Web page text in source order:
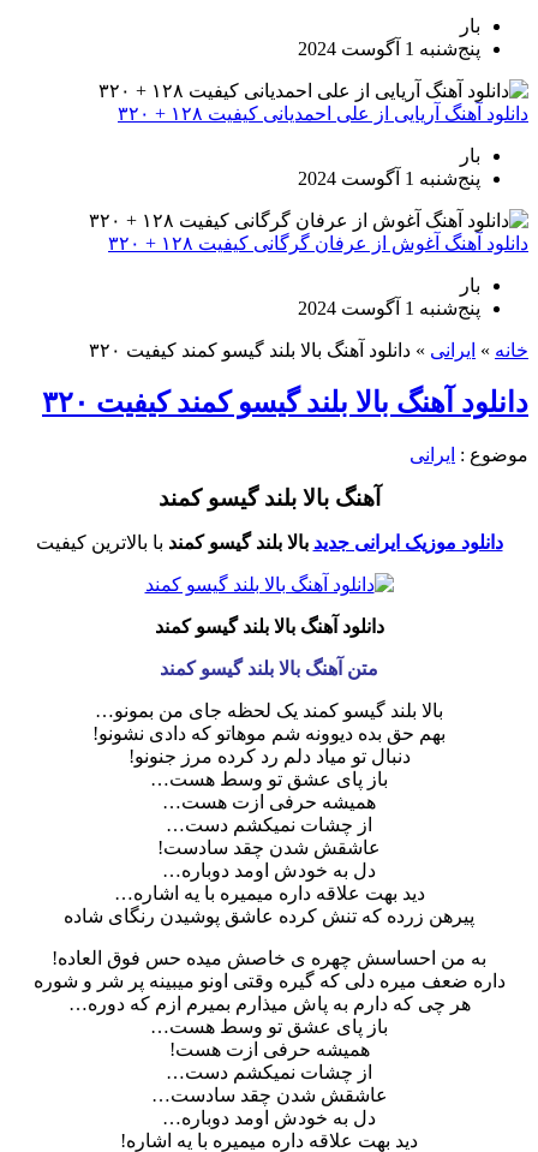
بار
پنج‌شنبه 1 آگوست 2024
دانلود آهنگ آریایی از علی احمدیانی کیفیت ۱۲۸ + ۳۲۰
بار
پنج‌شنبه 1 آگوست 2024
دانلود آهنگ آغوش از عرفان گرگانی کیفیت ۱۲۸ + ۳۲۰
بار
پنج‌شنبه 1 آگوست 2024
خانه » ایرانی » دانلود آهنگ بالا بلند گیسو کمند کیفیت ۳۲۰
دانلود آهنگ بالا بلند گیسو کمند کیفیت ۳۲۰
موضوع : ایرانی
آهنگ بالا بلند گیسو کمند
دانلود موزیک ایرانی جدید بالا بلند گیسو کمند با بالاترین کیفیت
دانلود آهنگ بالا بلند گیسو کمند
متن آهنگ بالا بلند گیسو کمند
بالا بلند گیسو کمند یک لحظه جای من بمونو…
بهم حق بده دیوونه شم موهاتو که دادی نشونو!
دنبال تو میاد دلم رد کرده مرز جنونو!
باز پای عشق تو وسط هست…
همیشه حرفی ازت هست…
از چشات نمیکشم دست…
عاشقش شدن چقد سادست!
دل به خودش اومد دوباره…
دید بهت علاقه داره میمیره با یه اشاره…
پیرهن زرده که تنش کرده عاشق پوشیدن رنگای شاده
به من احساسش چهره ی خاصش میده حس فوق العاده!
داره ضعف میره دلی که گیره وقتی اونو میبینه پر شر و شوره
هر چی که دارم به پاش میذارم بمیرم ازم که دوره…
باز پای عشق تو وسط هست…
همیشه حرفی ازت هست!
از چشات نمیکشم دست…
عاشقش شدن چقد سادست…
دل به خودش اومد دوباره…
دید بهت علاقه داره میمیره با یه اشاره!